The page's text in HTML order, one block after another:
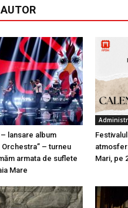
lansare album
Orchestra” – turneu
armata de suflete
Mare
Mari, pe